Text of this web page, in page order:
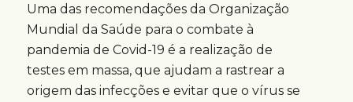
Uma das recomendações da Organização
Mundial da Saúde para o combate à
pandemia de Covid-19 é a realização de
testes em massa, que ajudam a rastrear a
origem das infecções e evitar que o vírus se